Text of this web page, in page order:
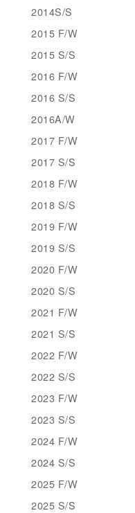
2014S/S
2015 F/W
2015 S/S
2016 F/W
2016 S/S
2016A/W
2017 F/W
2017 S/S
2018 F/W
2018 S/S
2019 F/W
2019 S/S
2020 F/W
2020 S/S
2021 F/W
2021 S/S
2022 F/W
2022 S/S
2023 F/W
2023 S/S
2024 F/W
2024 S/S
2025 F/W
2025 S/S